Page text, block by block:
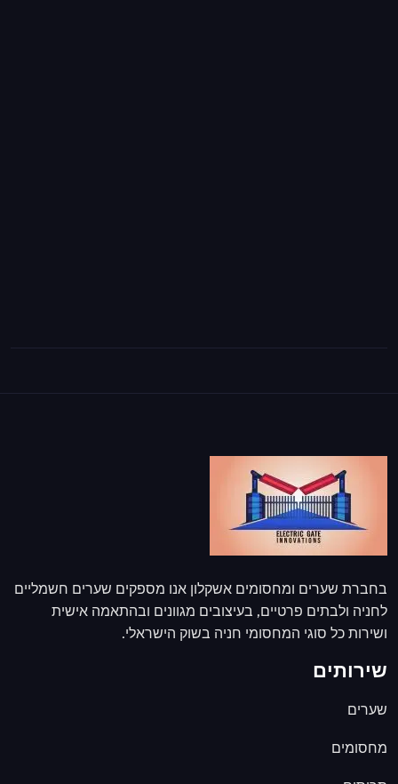
בחברת שערים ומחסומים אשקלון אנו מספקים שערים חשמליים
לחניה ולבתים פרטיים, בעיצובים מגוונים ובהתאמה אישית
ושירות כל סוגי המחסומי חניה בשוק הישראלי.
שירותים
שערים
מחסומים